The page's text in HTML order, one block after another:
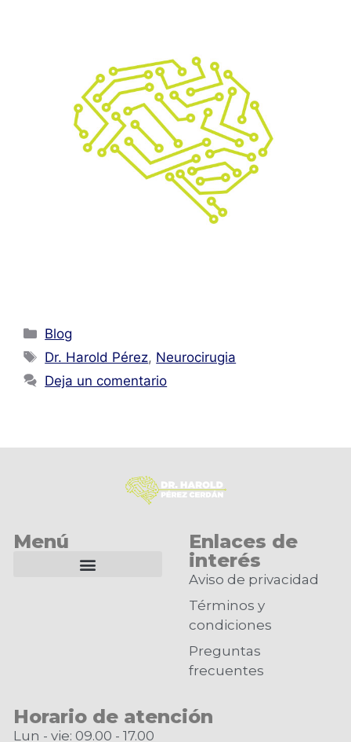
Blog
Dr. Harold Pérez, Neurocirugia
Deja un comentario
Menú
Enlaces de
interés
Aviso de privacidad
Términos y
condiciones
Preguntas
frecuentes
Horario de atención
Lun - vie: 09.00 - 17.00